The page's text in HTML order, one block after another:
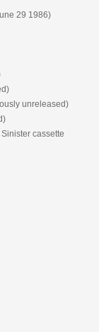
29 1986)
unreleased)
cassette